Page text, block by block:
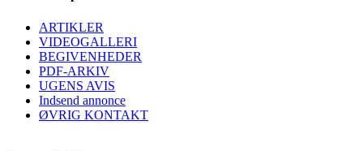
ARTIKLER
VIDEOGALLERI
BEGIVENHEDER
PDF-ARKIV
UGENS AVIS
Indsend annonce
ØVRIG KONTAKT